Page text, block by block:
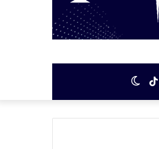
المظلم
TikTok
انستقرام